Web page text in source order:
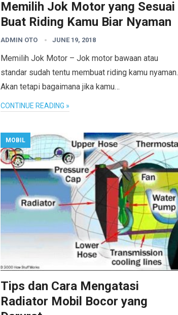
Memilih Jok Motor yang Sesuai
Buat Riding Kamu Biar Nyaman
ADMIN OTO JUNE 19, 2018
Memilih Jok Motor – Jok motor bawaan atau
standar sudah tentu membuat riding kamu nyaman.
Akan tetapi bagaimana jika kamu…
CONTINUE READING »
MOBIL
Tips dan Cara Mengatasi
Radiator Mobil Bocor yang